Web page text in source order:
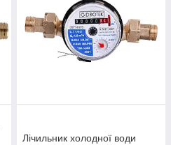
Лічильник холодної води